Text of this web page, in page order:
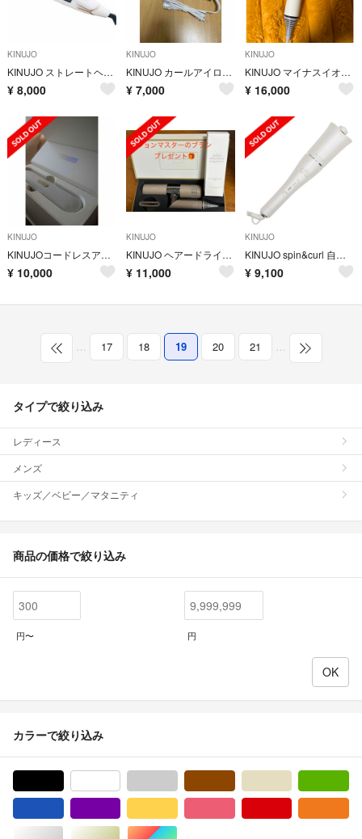
KINUJO
KINUJO ストレートヘアアイロン
¥ 8,000
KINUJO
KINUJO カールアイロン 28mm KC028 絹女
¥ 7,000
KINUJO
KINUJO マイナスイオンヘアドライヤー キヌージョ KH201
¥ 16,000
KINUJO
KINUJOコードレスアイロン
¥ 10,000
KINUJO
KINUJO ヘアードライヤー モカ KH002(1台)
¥ 11,000
KINUJO
KINUJO spin&curl 自動巻きカールアイロン シルクプレート白
¥ 9,100
… 17 18 19 20 21 …
タイプで絞り込み
レディース
メンズ
キッズ／ベビー／マタニティ
商品の価格で絞り込み
円〜 円
カラーで絞り込み